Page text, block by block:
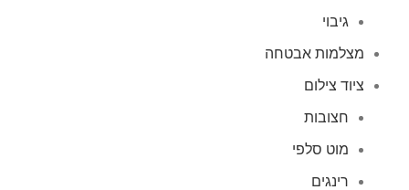
גיבוי
מצלמות אבטחה
ציוד צילום
חצובות
מוט סלפי
רינגים